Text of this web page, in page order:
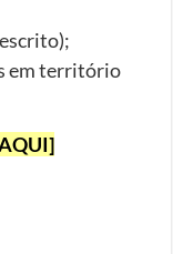
em território